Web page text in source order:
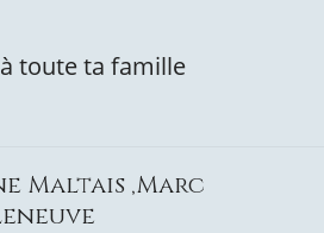
toute ta famille
Maltais ,Marc